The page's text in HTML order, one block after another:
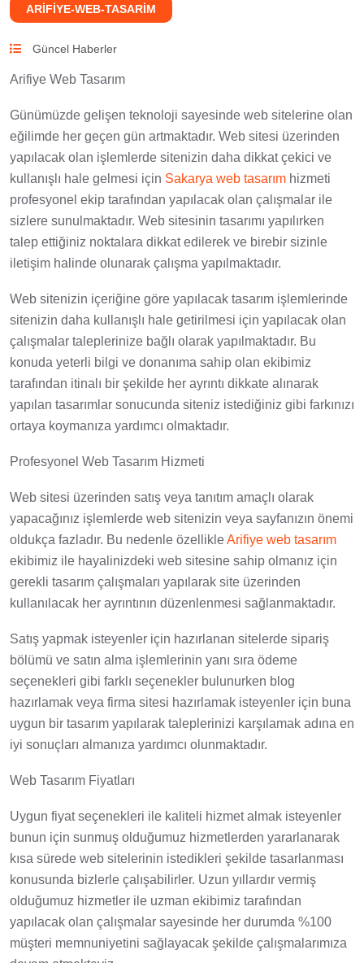
ARIFIYE-WEB-TASARIM
Güncel Haberler
Arifiye Web Tasarım
Günümüzde gelişen teknoloji sayesinde web sitelerine olan
eğilimde her geçen gün artmaktadır. Web sitesi üzerinden
yapılacak olan işlemlerde sitenizin daha dikkat çekici ve
kullanışlı hale gelmesi için Sakarya web tasarım hizmeti
profesyonel ekip tarafından yapılacak olan çalışmalar ile
sizlere sunulmaktadır. Web sitesinin tasarımı yapılırken
talep ettiğiniz noktalara dikkat edilerek ve birebir sizinle
iletişim halinde olunarak çalışma yapılmaktadır.
Web sitenizin içeriğine göre yapılacak tasarım işlemlerinde
sitenizin daha kullanışlı hale getirilmesi için yapılacak olan
çalışmalar taleplerinize bağlı olarak yapılmaktadır. Bu
konuda yeterli bilgi ve donanıma sahip olan ekibimiz
tarafından itinalı bir şekilde her ayrıntı dikkate alınarak
yapılan tasarımlar sonucunda siteniz istediğiniz gibi farkınızı
ortaya koymanıza yardımcı olmaktadır.
Profesyonel Web Tasarım Hizmeti
Web sitesi üzerinden satış veya tanıtım amaçlı olarak
yapacağınız işlemlerde web sitenizin veya sayfanızın önemi
oldukça fazladır. Bu nedenle özellikleArifiye web tasarım
ekibimiz ile hayalinizdeki web sitesine sahip olmanız için
gerekli tasarım çalışmaları yapılarak site üzerinden
kullanılacak her ayrıntının düzenlenmesi sağlanmaktadır.
Satış yapmak isteyenler için hazırlanan sitelerde sipariş
bölümü ve satın alma işlemlerinin yanı sıra ödeme
seçenekleri gibi farklı seçenekler bulunurken blog
hazırlamak veya firma sitesi hazırlamak isteyenler için buna
uygun bir tasarım yapılarak taleplerinizi karşılamak adına en
iyi sonuçları almanıza yardımcı olunmaktadır.
Web Tasarım Fiyatları
Uygun fiyat seçenekleri ile kaliteli hizmet almak isteyenler
bunun için sunmuş olduğumuz hizmetlerden yararlanarak
kısa sürede web sitelerinin istedikleri şekilde tasarlanması
konusunda bizlerle çalışabilirler. Uzun yıllardır vermiş
olduğumuz hizmetler ile uzman ekibimiz tarafından
yapılacak olan çalışmalar sayesinde her durumda %100
müşteri memnuniyetini sağlayacak şekilde çalışmalarımıza